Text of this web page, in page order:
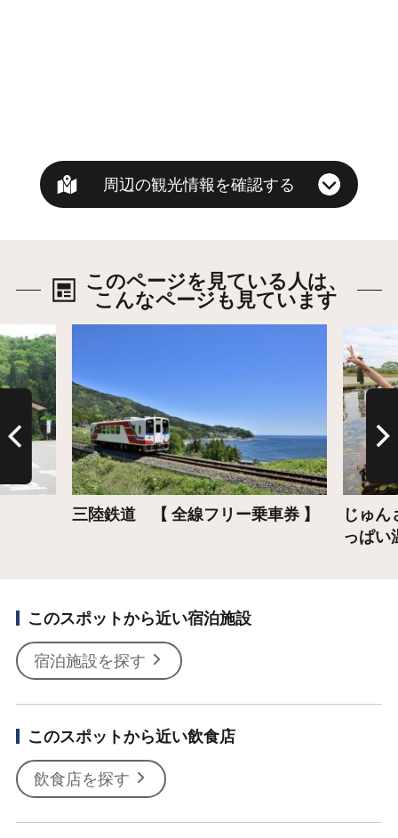
周辺の観光情報を確認する
このページを見ている人は、
こんなページも見ています
三陸鉄道 【 全線フリー乗車券 】
じゅ
っぱい
詳細
このスポットから近い宿泊施設
宿泊施設を探す
このスポットから近い飲食店
飲食店を探す